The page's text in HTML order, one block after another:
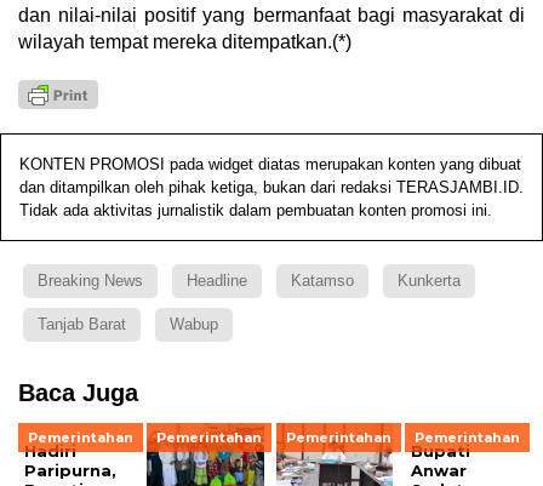
dan nilai-nilai positif yang bermanfaat bagi masyarakat di
wilayah tempat mereka ditempatkan.(*)
KONTEN PROMOSI pada widget diatas merupakan konten yang dibuat
dan ditampilkan oleh pihak ketiga, bukan dari redaksi TERASJAMBI.ID.
Tidak ada aktivitas jurnalistik dalam pembuatan konten promosi ini.
Breaking News Headline Katamso Kunkerta
Tanjab Barat Wabup
Baca Juga
Pemerintahan
Hadiri
Paripurna,
Pemerintahan Pemerintahan Pemerintahan
Bupati
Anwar